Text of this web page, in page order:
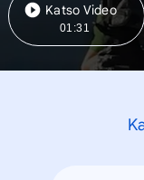
Katso Video
01:31